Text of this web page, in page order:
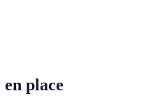
place